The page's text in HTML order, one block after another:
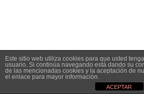
Este sitio web utiliza cookies para que usted
usuario. Si continúa navegando está dando su
de las mencionadas cookies y la aceptación de
el enlace para mayor información.
ACEPTAR